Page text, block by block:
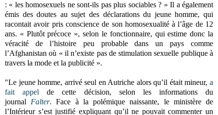
: « les homosexuels ne sont-ils pas plus sociables ? »Il a également
émis des doutes au sujet des déclarations du jeune homme, qui
racontait avoir pris conscience de son homosexualité à l’âge de 12
ans. « Plutôt précoce », selon le fonctionnaire, qui estime donc la
véracité de l’histoire peu probable dans un pays comme
l’Afghanistan où « il n’existe pas de stimulation sexuelle publique à
travers la mode et la publicité ».
"Le jeune homme, arrivé seul en Autriche alors qu’il était mineur, a
fait appel de cette décision, selon les informations du
journalFalter.Face à la polémique naissante, le ministère de
l’Intérieur s’est justifié expliquant qu’il ne pouvait commenter un